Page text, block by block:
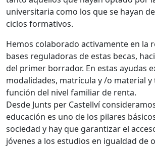
universitaria como los que se hayan
ciclos formativos.
Hemos colaborado activamente en la
bases reguladoras de estas becas,
del primer borrador. En estas ayudas
modalidades, matrícula y /o material
función del nivel familiar de renta.
Desde Junts per Castellví
educación es uno de los pilares
sociedad y hay que garantizar el
jóvenes a los estudios en igualdad de